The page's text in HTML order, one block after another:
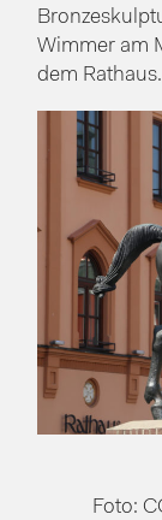
Wimmer am
dem Rathaus.
Foto: